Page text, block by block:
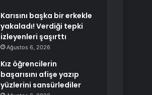
Karısını başka bir erkekle
yakaladı! Verdiği tepki
izleyenleri şaşırttı
Ağustos 6, 2026
Kız öğrencilerin
başarısını afişe yazıp
yüzlerini sansürlediler